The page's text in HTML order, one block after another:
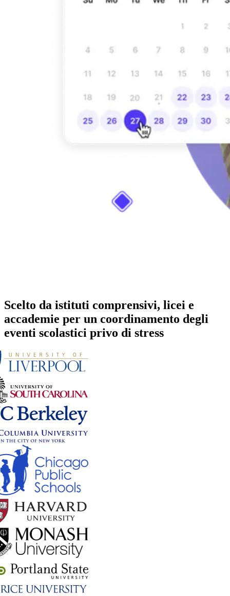
Scelto da istituti comprensivi, licei e
accademie per un coordinamento degli
eventi scolastici privo di stress